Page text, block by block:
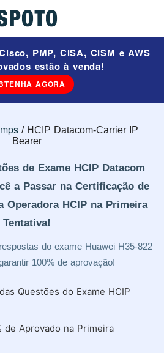
PMP, CISA, CISM e AWS
estão à venda!
AGORA
HCIP Datacom-Carrier IP
Bearer
de Exame HCIP Datacom
a Passar na Certificação de
Operadora HCIP na Primeira
Tentativa!
do exame Huawei H35-822
100% de aprovação!
Questões do Exame HCIP
de Aprovado na Primeira